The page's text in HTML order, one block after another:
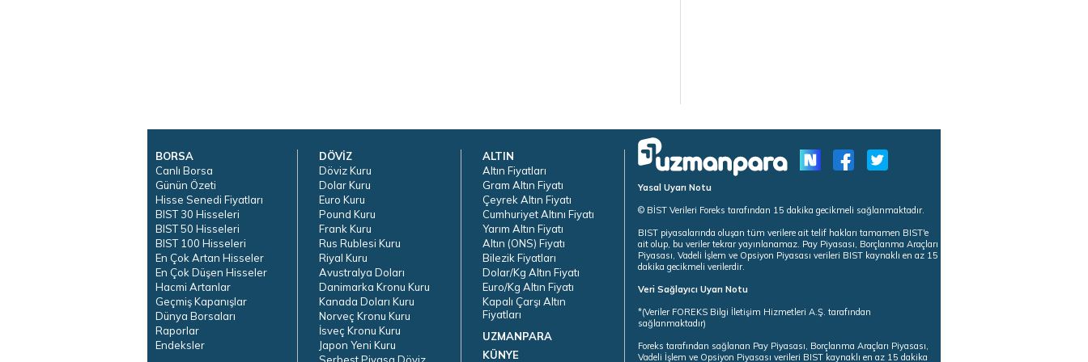
BORSA
Canlı Borsa
Günün Özeti
Hisse Senedi Fiyatları
BIST 30 Hisseleri
BIST 50 Hisseleri
BIST 100 Hisseleri
En Çok Artan Hisseler
En Çok Düşen Hisseler
Hacmi Artanlar
Geçmiş Kapanışlar
Dünya Borsaları
Raporlar
Endeksler
DÖVİZ
Döviz Kuru
Dolar Kuru
Euro Kuru
Pound Kuru
Frank Kuru
Rus Rublesi Kuru
Riyal Kuru
Avustralya Doları
Danimarka Kronu Kuru
Kanada Doları Kuru
Norveç Kronu Kuru
İsveç Kronu Kuru
Japon Yeni Kuru
Serbest Piyasa Döviz
ALTIN
Altın Fiyatları
Gram Altın Fiyatı
Çeyrek Altın Fiyatı
Cumhuriyet Altını Fiyatı
Yarım Altın Fiyatı
Altın (ONS) Fiyatı
Bilezik Fiyatları
Dolar/Kg Altın Fiyatı
Euro/Kg Altın Fiyatı
Kapalı Çarşı Altın
Fiyatları
UZMANPARA
KÜNYE
Yasal Uyarı Notu
© BİST Verileri Foreks tarafından 15 dakika gecikmeli sağlanmaktadır.
BIST piyasalarında oluşan tüm verilere ait telif hakları tamamen BIST'e
ait olup, bu veriler tekrar yayınlanamaz. Pay Piyasası, Borçlanma Araçları
Piyasası, Vadeli İşlem ve Opsiyon Piyasası verileri BIST kaynaklı en az 15
dakika gecikmeli verilerdir.
Veri Sağlayıcı Uyarı Notu
*(Veriler FOREKS Bilgi İletişim Hizmetleri A.Ş. tarafından
sağlanmaktadır)
Foreks tarafından sağlanan Pay Piyasası, Borçlanma Araçları Piyasası,
Vadeli İşlem ve Opsiyon Piyasası verileri BIST kaynaklı en az 15 dakika